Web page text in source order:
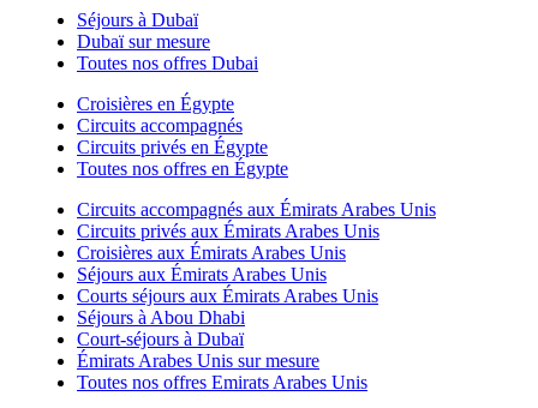
Séjours à Dubaï
Dubaï sur mesure
Toutes nos offres Dubai
Croisières en Égypte
Circuits accompagnés
Circuits privés en Égypte
Toutes nos offres en Égypte
Circuits accompagnés aux Émirats Arabes Unis
Circuits privés aux Émirats Arabes Unis
Croisières aux Émirats Arabes Unis
Séjours aux Émirats Arabes Unis
Courts séjours aux Émirats Arabes Unis
Séjours à Abou Dhabi
Court-séjours à Dubaï
Émirats Arabes Unis sur mesure
Toutes nos offres Emirats Arabes Unis